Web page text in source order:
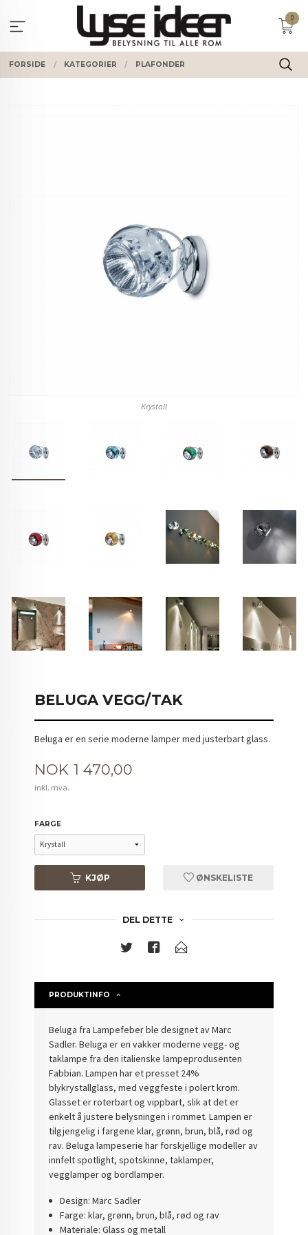
innholdet
0
FORSIDE KATEGORIER PLAFONDER
Krystall
BELUGA VEGG/TAK
Beluga er en serie moderne lamper med justerbart glass.
Pris
NOK 1 470,00
inkl. mva.
FARGE
KJØP ØNSKELISTE
DEL DETTE
PRODUKTINFO
Beluga fra Lampefeber ble designet av Marc
Sadler.Beluga er en vakker moderne vegg- og
taklampe fra den italienske lampeprodusenten
Fabbian. Lampen har et presset 24%
blykrystallglass, med veggfeste i polert krom.
Glasset er roterbart og vippbart, slik at det er
enkelt å justere belysningen i rommet. Lampen er
tilgjengelig i fargene klar, grønn, brun, blå, rød og
rav. Beluga lampeserie har forskjellige modeller av
innfelt spotlight, spotskinne, taklamper,
vegglamper og bordlamper.
Design: Marc Sadler
Farge: klar, grønn, brun, blå, rød og rav
Materiale: Glass og metall